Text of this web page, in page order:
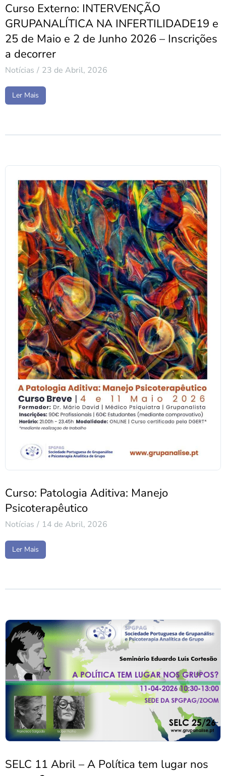
Curso Externo: INTERVENÇÃO
GRUPANALÍTICA NA INFERTILIDADE19 e
25 de Maio e 2 de Junho 2026 – Inscrições
a decorrer
Notícias 23 de Abril, 2026
Ler Mais
Curso: Patologia Aditiva: Manejo
Psicoterapêutico
Notícias 14 de Abril, 2026
Ler Mais
SELC 11 Abril – A Política tem lugar nos